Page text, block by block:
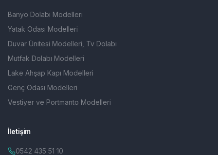
Banyo Dolabı Modelleri
Yatak Odası Modelleri
Duvar Ünitesi Modelleri, Tv Dolabı
Mutfak Dolabı Modelleri
Lake Ahşap Kapı Modelleri
Genç Odası Modelleri
Vestiyer ve Portmanto Modelleri
İletişim
0542 435 51 10